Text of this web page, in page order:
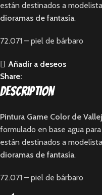
están destinados a
dioramas de fantasía.
72.071 – piel de bárbaro
Añadir a deseos
Share:
Description
Pintura Game Color de
formulado en base agua
están destinados a
dioramas de fantasía.
72.071 – piel de bárbaro